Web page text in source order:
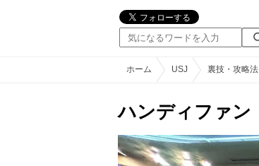
ホーム USJ 裏技・攻略法
ハンディファン